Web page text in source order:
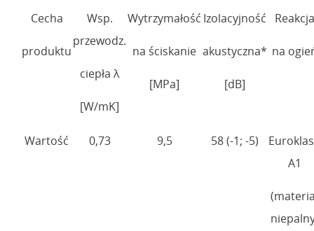
Cecha
produktu
Wsp.
przewodz.
ciepła λ
[W/mK]
Wytrzymałość
na ściskanie
[MPa]
Izolacyjność
akustyczna*
[dB]
Reakcja
na
Wartość 0,73 9,5 58 (-1; -5)
A1